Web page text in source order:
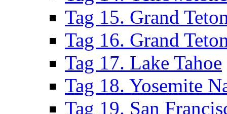
Tag 15. Grand
Tag 16. Grand
Tag 17. Lake Tahoe
Tag 18. Yosemite
Tag 19. San